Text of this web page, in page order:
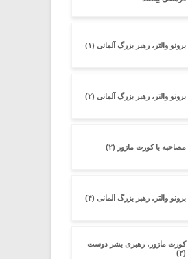
برونو والتر، رهبر بزرگ آلمانی (۱)
برونو والتر، رهبر بزرگ آلمانی (۲)
مصاحبه با کورت مازور (۲)
برونو والتر، رهبر بزرگ آلمانی (۴)
کورت مازور، رهبری بشر دوست
(۲)